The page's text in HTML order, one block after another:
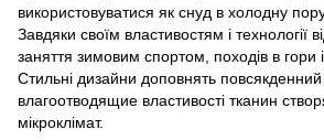
використовуватися як снуд в холодну
Завдяки своїм властивостям і технології
заняття зимовим спортом, походів в гори і
Стильні дизайни доповнять
влагоотводящие властивості тканин
мікроклімат.